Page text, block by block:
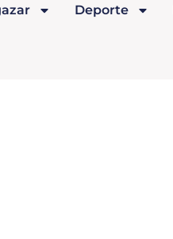
Deporte